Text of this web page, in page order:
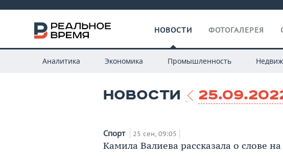
НОВОСТИ ФОТОГАЛЕРЕЯ
Аналитика Экономика Промышленность
НОВОСТИ
Спорт 25 сен, 09:05
Камила Валиева рассказала о слове